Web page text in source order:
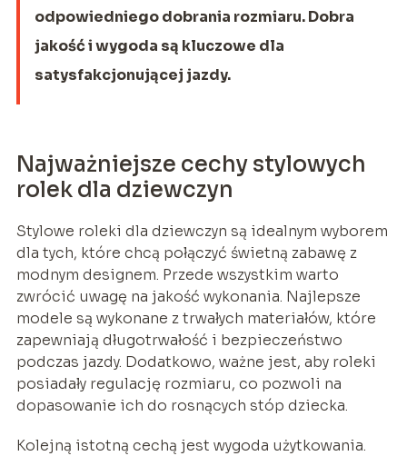
odpowiedniego dobrania rozmiaru. Dobra
jakość i wygoda są kluczowe dla
satysfakcjonującej jazdy.
Najważniejsze cechy stylowych
rolek dla dziewczyn
Stylowe roleki dla dziewczyn są idealnym wyborem
dla tych, które chcą połączyć świetną zabawę z
modnym designem. Przede wszystkim warto
zwrócić uwagę na jakość wykonania. Najlepsze
modele są wykonane z trwałych materiałów, które
zapewniają długotrwałość i bezpieczeństwo
podczas jazdy. Dodatkowo, ważne jest, aby roleki
posiadały regulację rozmiaru, co pozwoli na
dopasowanie ich do rosnących stóp dziecka.
Kolejną istotną cechą jest wygoda użytkowania.